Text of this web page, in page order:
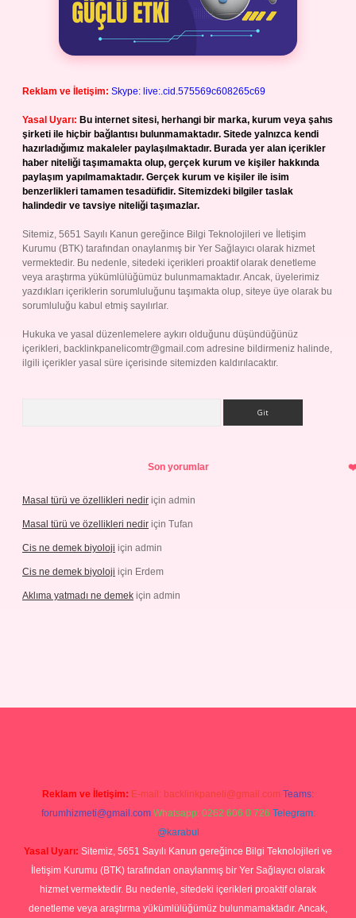
Reklam ve İletişim: Skype: live:.cid.575569c608265c69
Yasal Uyarı: Bu internet sitesi, herhangi bir marka, kurum veya şahıs
şirketi ile hiçbir bağlantısı bulunmamaktadır. Sitede yalnızca kendi
hazırladığımız makaleler paylaşılmaktadır. Burada yer alan içerikler
haber niteliği taşımamakta olup, gerçek kurum ve kişiler hakkında
paylaşım yapılmamaktadır. Gerçek kurum ve kişiler ile isim
benzerlikleri tamamen tesadüfidir. Sitemizdeki bilgiler taslak
halindedir ve tavsiye niteliği taşımazlar.
Sitemiz, 5651 Sayılı Kanun gereğince Bilgi Teknolojileri ve İletişim
Kurumu (BTK) tarafından onaylanmış bir Yer Sağlayıcı olarak hizmet
vermektedir. Bu nedenle, sitedeki içerikleri proaktif olarak denetleme
veya araştırma yükümlülüğümüz bulunmamaktadır. Ancak, üyelerimiz
yazdıkları içeriklerin sorumluluğunu taşımakta olup, siteye üye olarak bu
sorumluluğu kabul etmiş sayılırlar.
Hukuka ve yasal düzenlemelere aykırı olduğunu düşündüğünüz
içerikleri, backlinkpanelicomtr@gmail.com adresine bildirmeniz halinde,
ilgili içerikler yasal süre içerisinde sitemizden kaldırılacaktır.
Son yorumlar
Masal türü ve özellikleri nedir için admin
Masal türü ve özellikleri nedir için Tufan
Cis ne demek biyoloji için admin
Cis ne demek biyoloji için Erdem
Aklıma yatmadı ne demek için admin
Reklam ve İletişim: E-mail: backlinkpaneli@gmail.com Teams:
forumhizmeti@gmail.com Whatsapp: 0262 606 0 726 Telegram:
@karabul
Yasal Uyarı: Sitemiz, 5651 Sayılı Kanun gereğince Bilgi Teknolojileri ve
İletişim Kurumu (BTK) tarafından onaylanmış bir Yer Sağlayıcı olarak
hizmet vermektedir. Bu nedenle, sitedeki içerikleri proaktif olarak
denetleme veya araştırma yükümlülüğümüz bulunmamaktadır. Ancak,